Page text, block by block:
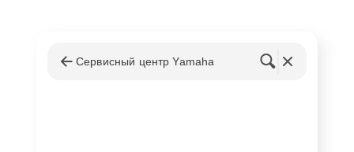
Сервисный центр Yamaha